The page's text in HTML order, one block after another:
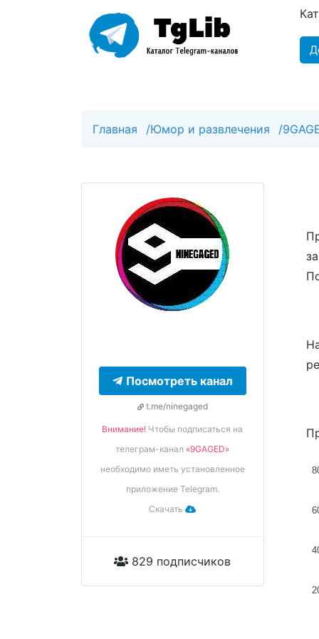
Главная /Юмор и развлечения /
Посмотреть канал
t.me/ninegaged
Внимание! Чтобы подписаться на
телеграм-канал «9GAGED»
необходимо иметь установленное
приложение Telegram.
Скачать
829 подписчиков